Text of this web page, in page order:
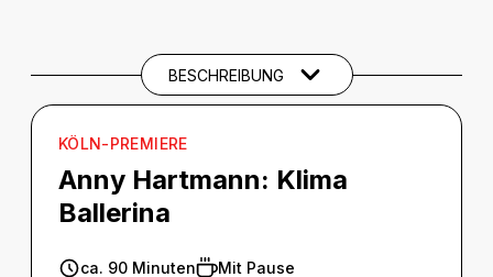
BESCHREIBUNG
KÖLN-PREMIERE
Anny Hartmann: Klima
Ballerina
ca. 90 Minuten Mit Pause